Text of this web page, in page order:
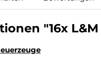
"16x L&M